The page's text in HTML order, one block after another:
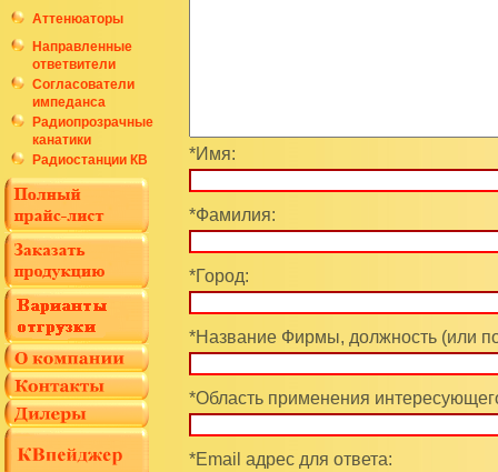
Аттенюаторы
Направленные
ответвители
Согласователи
импеданса
Радиопрозрачные
канатики
Радиостанции КВ *Имя:
*Фамилия:
*Город:
*Название Фирмы, должность (или
*Область применения
*Email адрес для ответа: